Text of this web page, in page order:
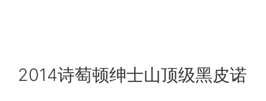
ON
2014诗萄顿绅士山顶级黑皮诺